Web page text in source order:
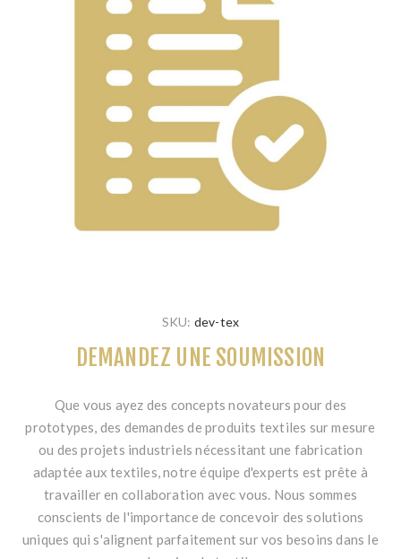
SKU: dev-tex
DEMANDEZ UNE SOUMISSION
Que vous ayez des concepts novateurs pour des
prototypes, des demandes de produits textiles sur mesure
ou des projets industriels nécessitant une fabrication
adaptée aux textiles, notre équipe d'experts est prête à
travailler en collaboration avec vous. Nous sommes
conscients de l'importance de concevoir des solutions
uniques qui s'alignent parfaitement sur vos besoins dans le